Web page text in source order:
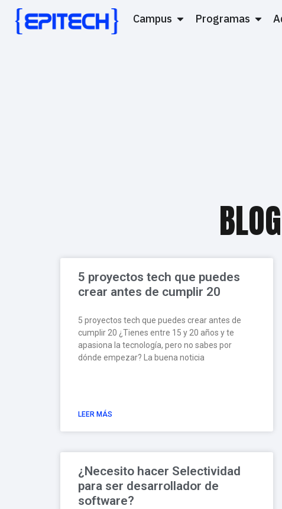
Campus Programas
5 proyectos tech que puedes
crear antes de cumplir 20
5 proyectos tech que puedes crear antes de
cumplir 20 ¿Tienes entre 15 y 20 años y te
apasiona la tecnología, pero no sabes por
dónde empezar? La buena noticia
LEER MÁS
¿Necesito hacer Selectividad
para ser desarrollador de
software?